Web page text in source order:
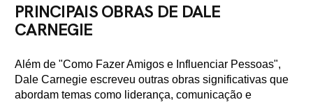
PRINCIPAIS OBRAS DE DALE
CARNEGIE
Além de "Como Fazer Amigos e Influenciar Pessoas",
Dale Carnegie escreveu outras obras significativas que
abordam temas como liderança, comunicação e